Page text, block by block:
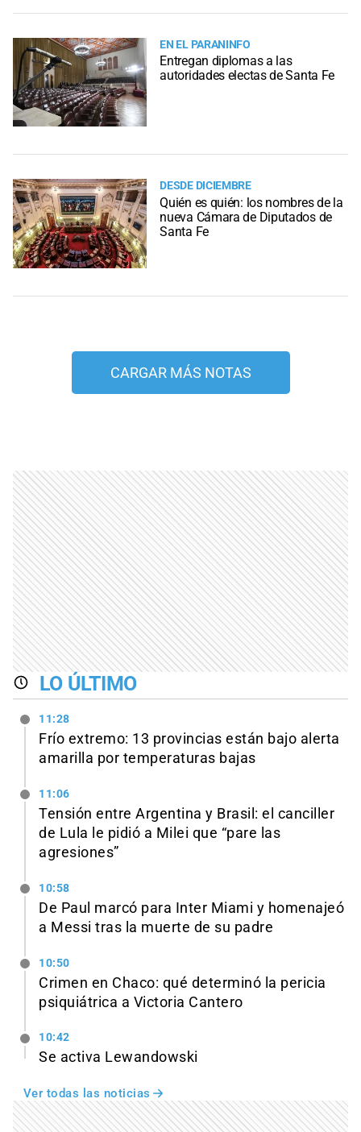
EN EL PARANINFO
Entregan diplomas a las
autoridades electas de Santa Fe
DESDE DICIEMBRE
Quién es quién: los nombres de la
nueva Cámara de Diputados de
Santa Fe
CARGAR MÁS NOTAS
LO ÚLTIMO
11:28
Frío extremo: 13 provincias están bajo alerta
amarilla por temperaturas bajas
11:06
Tensión entre Argentina y Brasil: el canciller
de Lula le pidió a Milei que “pare las
agresiones”
10:58
De Paul marcó para Inter Miami y homenajeó
a Messi tras la muerte de su padre
10:50
Crimen en Chaco: qué determinó la pericia
psiquiátrica a Victoria Cantero
10:42
Se activa Lewandowski
Ver todas las noticias